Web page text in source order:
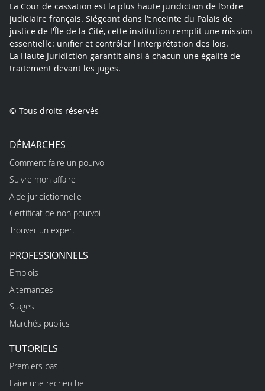
La Cour de cassation est la plus haute juridiction de l’ordre
judiciaire français. Siégeant dans l’enceinte du Palais de
justice de l'Île de la Cité, cette institution remplit une mission
essentielle: unifier et contrôler l'interprétation des lois.
La Haute Juridiction garantit ainsi à chacun une égalité de
traitement devant les juges.
© Tous droits réservés
DÉMARCHES
Comment faire un pourvoi
Suivre mon affaire
Aide juridictionnelle
Certificat de non pourvoi
Trouver un expert
PROFESSIONNELS
Emplois
Alternances
Stages
Marchés publics
TUTORIELS
Premiers pas
Faire une recherche